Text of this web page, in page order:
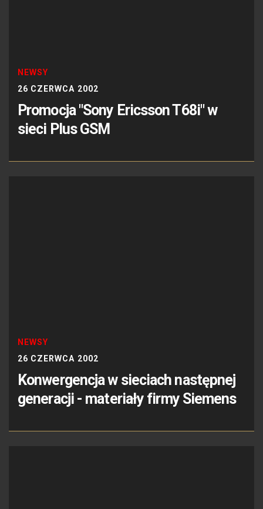
NEWSY
26 CZERWCA 2002
Promocja "Sony Ericsson T68i" w
sieci Plus GSM
NEWSY
26 CZERWCA 2002
Konwergencja w sieciach następnej
generacji - materiały firmy Siemens